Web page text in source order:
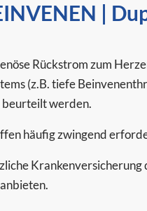
|
Rückstrom zum
(z.B. tiefe
beurteilt werden.
häufig zwingend
Krankenversicherung